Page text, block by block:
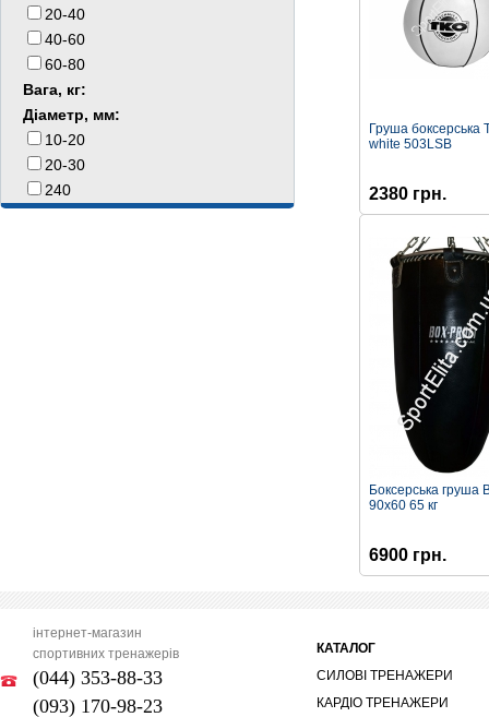
20-40
40-60
60-80
Вага, кг:
Діаметр, мм:
10-20
20-30
240
Груша боксерська
white 503LSB
2380 грн.
Боксерська груша
90х60 65 кг
6900 грн.
інтернет-магазин
спортивних тренажерів
(044) 353-88-33
(093) 170-98-23
КАТАЛОГ
СИЛОВІ ТРЕНАЖЕРИ
КАРДІО ТРЕНАЖЕРИ